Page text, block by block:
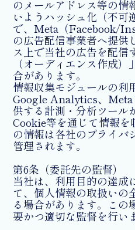
のメールアドレス等の情
いようハッシュ化（不可
で、Meta（Facebook/
の広告配信事業者へ提供
ス上で当社の広告を配信
（オーディエンス作成
合があります。
情報収集モジュールの利
Google Analytics、Meta
供する計測・分析ツール
Cookie等を通じて情報を
の情報は各社のプライバ
管理されます。
第6条（委託先の監督）
当社は、利用目的の達成
て、個人情報の取扱いの
る場合があります。この
要かつ適切な監督を行い